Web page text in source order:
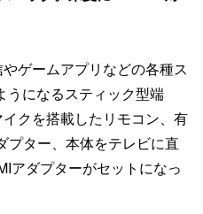
ゲームアプリなどの各種ス
うになるスティック型端
クを搭載したリモコン、有
プター、本体をテレビに直
アダプターがセットになっ